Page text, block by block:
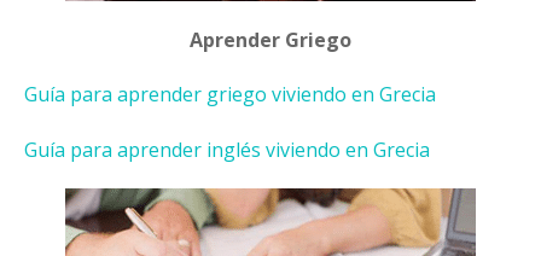
Aprender Griego
Guía para aprender griego viviendo en Grecia
Guía para aprender inglés viviendo en Grecia